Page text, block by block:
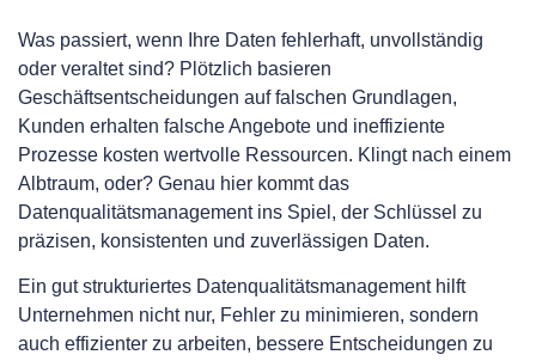
Was passiert, wenn Ihre Daten fehlerhaft, unvollständig
oder veraltet sind? Plötzlich basieren
Geschäftsentscheidungen auf falschen Grundlagen,
Kunden erhalten falsche Angebote und ineffiziente
Prozesse kosten wertvolle Ressourcen. Klingt nach einem
Albtraum, oder? Genau hier kommt das
Datenqualitätsmanagement ins Spiel, der Schlüssel zu
präzisen, konsistenten und zuverlässigen Daten.
Ein gut strukturiertes Datenqualitätsmanagement hilft
Unternehmen nicht nur, Fehler zu minimieren, sondern
auch effizienter zu arbeiten, bessere Entscheidungen zu